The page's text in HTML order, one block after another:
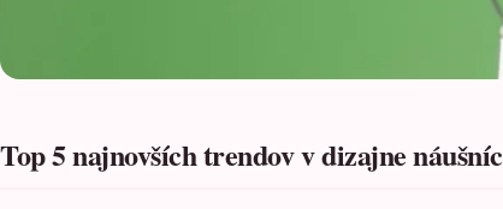
Top 5 najnovších trendov v dizajne náušníc